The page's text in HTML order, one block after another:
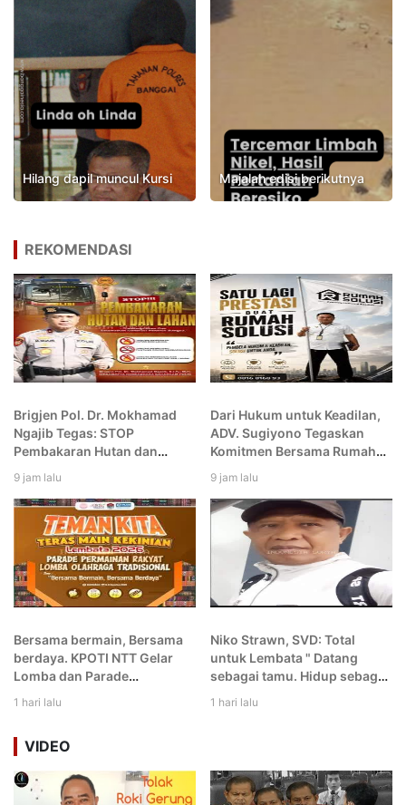
Hilang dapil muncul Kursi Majalah edisi berikutnya
REKOMENDASI
Brigjen Pol. Dr. Mokhamad
Ngajib Tegas: STOP
Pembakaran Hutan dan
Generasi Bangsa!
9 jam lalu
Dari Hukum untuk Keadilan,
ADV. Sugiyono Tegaskan
Komitmen Bersama Rumah
9 jam lalu
Bersama bermain, Bersama
berdaya. KPOTI NTT Gelar
Lomba dan Parade
1 hari lalu
Niko Strawn, SVD: Total
untuk Lembata " Datang
sebagai tamu. Hidup sebagai
1 hari lalu
VIDEO